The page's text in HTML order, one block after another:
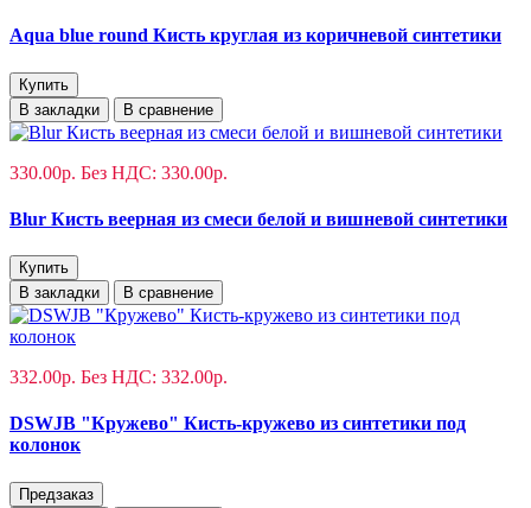
Aqua blue round Кисть круглая из коричневой синтетики
Купить
В закладки
В сравнение
330.00р. Без НДС: 330.00р.
Blur Кисть веерная из смеси белой и вишневой синтетики
Купить
В закладки
В сравнение
332.00р. Без НДС: 332.00р.
DSWJB "Кружево" Кисть-кружево из синтетики под
колонок
Предзаказ